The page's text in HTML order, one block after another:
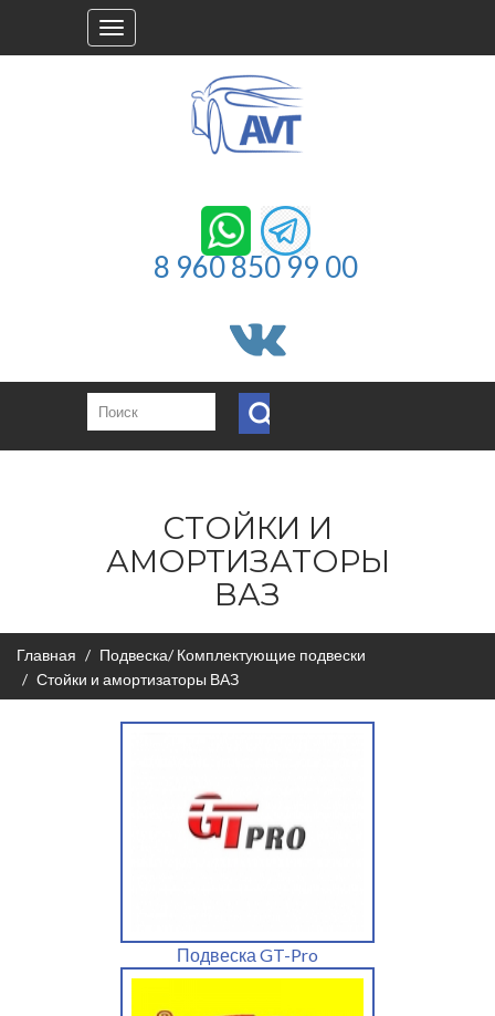
Toggle
navigation
8 960 850 99 00
СТОЙКИ И
АМОРТИЗАТОРЫ
ВАЗ
Главная
Подвеска/ Комплектующие подвески
Стойки и амортизаторы ВАЗ
Подвеска GT-Pro